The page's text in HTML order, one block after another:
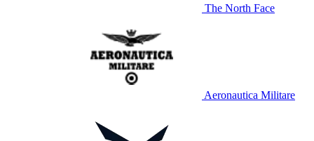
The North Face
Aeronautica Militare